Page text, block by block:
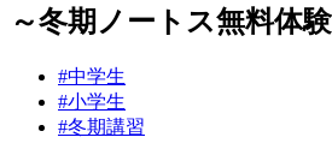
～冬期ノートス無料体
#中学生
#小学生
#冬期講習